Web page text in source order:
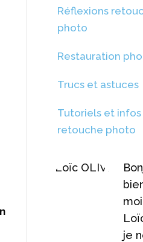
Réflexions
photo
Restauration
Trucs et astuces
Tutoriels et infos
retouche photo
je